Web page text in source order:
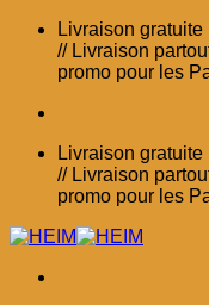
Passer
contenu
Livraison
// Livraison
promo pour les
Livraison
// Livraison
promo pour les